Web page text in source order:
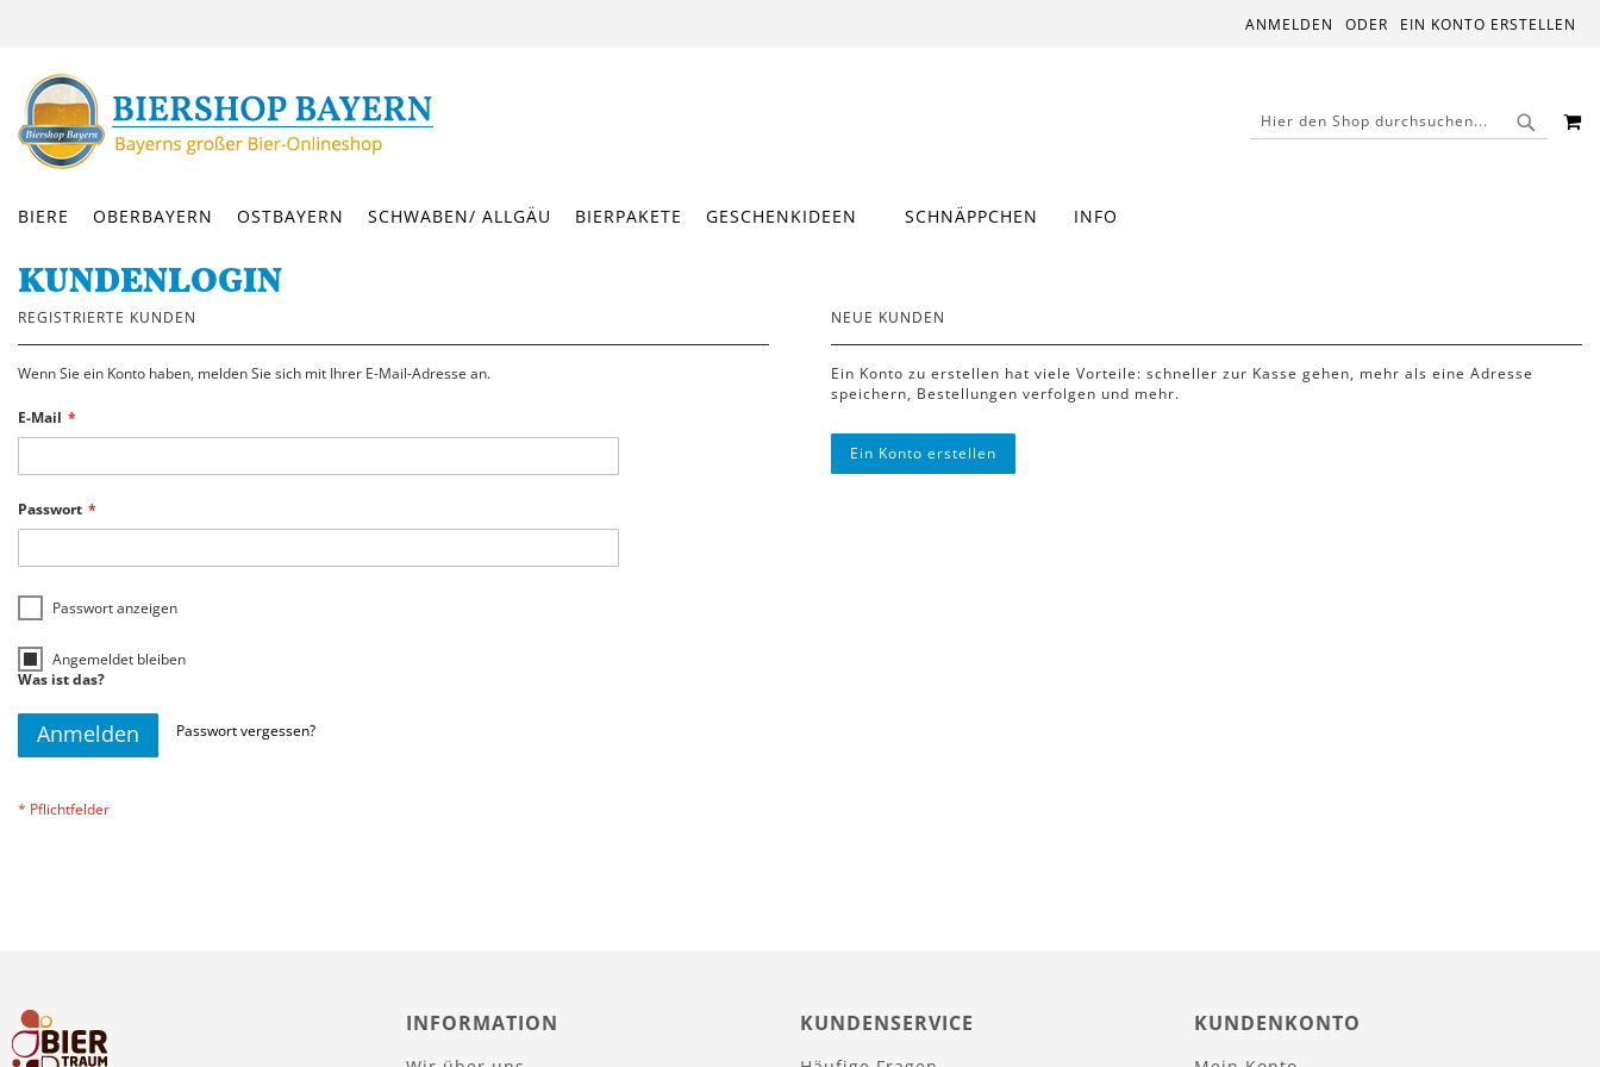
INHALT
ANMELDEN EIN KONTO ERSTELLEN
SUCHE
BIERE OBERBAYERN OSTBAYERN SCHWABEN/ ALLGÄU BIERPAKETE GESCHENKIDEEN SCHNÄPPCHEN INFO
KUNDENLOGIN
REGISTRIERTE KUNDEN
Wenn Sie ein Konto haben, melden Sie sich mit Ihrer E-Mail-Adresse an.
E-Mail
Passwort
Passwort anzeigen
Angemeldet bleiben
Was ist das?
Anmelden Passwort vergessen?
NEUE KUNDEN
Ein Konto zu erstellen hat viele Vorteile: schneller zur Kasse gehen, mehr als eine Adresse
speichern, Bestellungen verfolgen und mehr.
Ein Konto erstellen
INFORMATION KUNDENSERVICE KUNDENKONTO